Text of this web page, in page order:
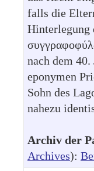
falls die
Hinterlegung
nach dem
eponymen
Sohn des
nahezu
Archiv der
Archives):